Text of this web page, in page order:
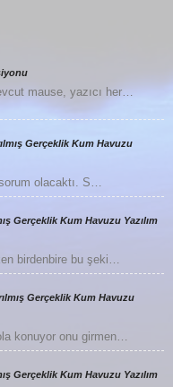
mause, yazıcı her…
Gerçeklik Kum Havuzu
olacaktı. S…
Gerçeklik Kum Havuzu Yazılım
birdenbire bu şeki…
Gerçeklik Kum Havuzu
konuyor onu girmen…
Gerçeklik Kum Havuzu Yazılım